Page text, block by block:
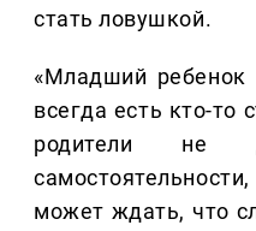
стать ловушкой.
«Младший ребенок
всегда есть кто-то
родители
может ждать, что